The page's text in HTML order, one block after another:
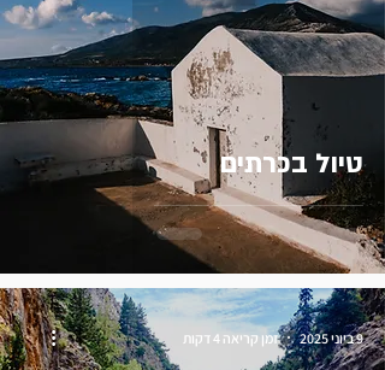
טיול בכרתים
9 ביוני 2025 זמן קריאה 4 דקות